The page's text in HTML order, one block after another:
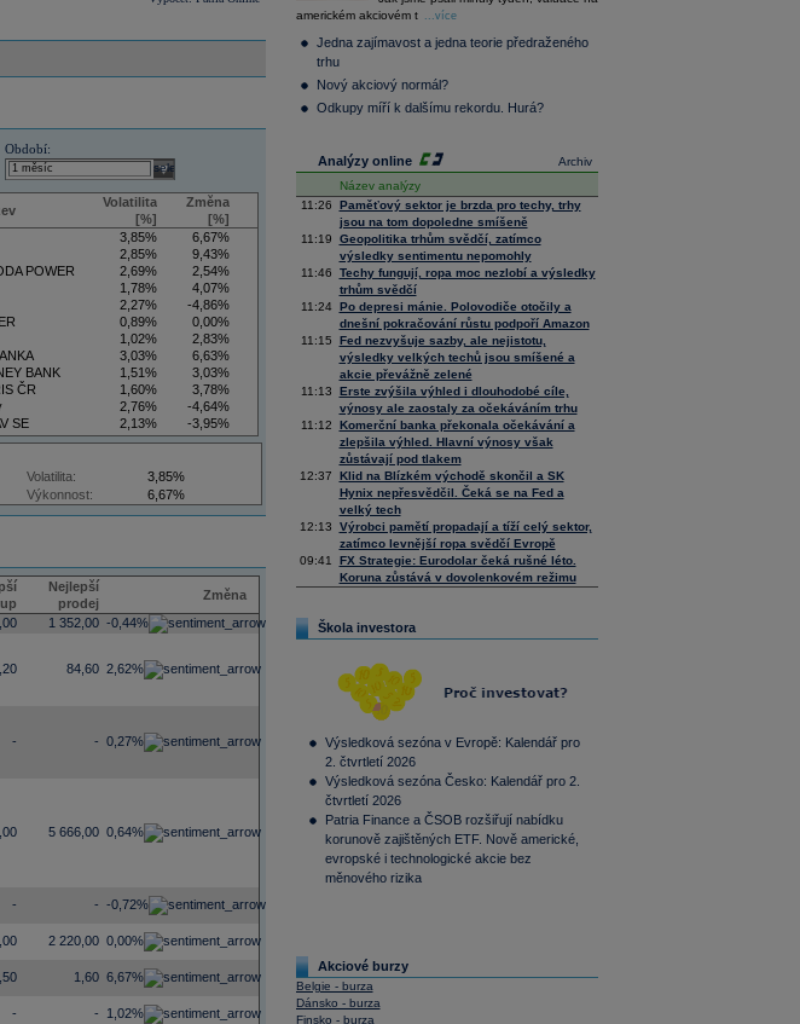
Období:
select
Volatilita
[%]
Změna
[%]
3,85%
6,67%
2,85%
9,43%
POWER
2,69%
2,54%
1,78%
4,07%
2,27%
-4,86%
0,89%
0,00%
1,02%
2,83%
3,03%
6,63%
BANK
1,51%
3,03%
ČR
1,60%
3,78%
2,76%
-4,64%
SE
2,13%
-3,95%
3,50%
5,88%
Volatilita:
3,85%
Výkonnost:
6,67%
Nejlepší
prodej
Změna
1 352,00 -0,44%
84,60 2,62%
- - 0,27%
5 666,00 0,64%
- - -0,72%
2 220,00 0,00%
1,60 6,67%
- - 1,02%
Composite
36 128,57 -0,05
Tecdax
Performance
index
4 072,56
americkém akciovém t
...více
Jedna zajímavost a jedna teorie předraženého
trhu
Nový akciový normál?
Odkupy míří k dalšímu rekordu. Hurá?
Archiv
Analýzy online
Název analýzy
11:26
Paměťový sektor je brzda pro techy, trhy
jsou na tom dopoledne smíšeně
11:19
Geopolitika trhům svědčí, zatímco
výsledky sentimentu nepomohly
11:46
Techy fungují, ropa moc nezlobí a výsledky
trhům svědčí
11:24
Po depresi mánie. Polovodiče otočily a
dnešní pokračování růstu podpoří Amazon
11:15
Fed nezvyšuje sazby, ale nejistotu,
výsledky velkých techů jsou smíšené a
akcie převážně zelené
11:13
Erste zvýšila výhled i dlouhodobé cíle,
výnosy ale zaostaly za očekáváním trhu
11:12
Komerční banka překonala očekávání a
zlepšila výhled. Hlavní výnosy však
zůstávají pod tlakem
12:37
Klid na Blízkém východě skončil a SK
Hynix nepřesvědčil. Čeká se na Fed a
velký tech
12:13
Výrobci pamětí propadají a tíží celý sektor,
zatímco levnější ropa svědčí Evropě
09:41
FX Strategie: Eurodolar čeká rušné léto.
Koruna zůstává v dovolenkovém režimu
Škola investora
Výsledková sezóna v Evropě: Kalendář pro
2. čtvrtletí 2026
Výsledková sezóna Česko: Kalendář pro 2.
čtvrtletí 2026
Patria Finance a ČSOB rozšiřují nabídku
korunově zajištěných ETF. Nově americké,
evropské i technologické akcie bez
měnového rizika
Akciové burzy
Belgie - burza
Dánsko - burza
Finsko - burza